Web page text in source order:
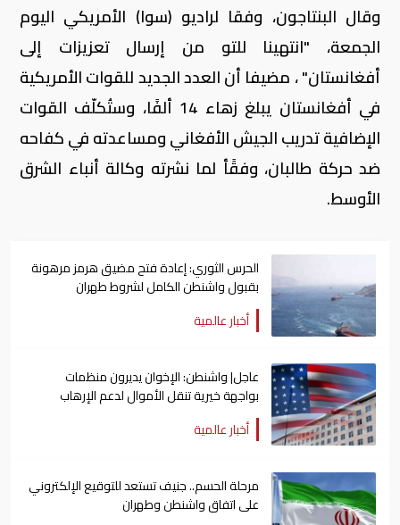
وقال البنتاجون، وفقا لراديو (سوا) الأمريكي اليوم
الجمعة، "انتهينا للتو من إرسال تعزيزات إلى
أفغانستان" ، مضيفا أن العدد الجديد للقوات الأمريكية
في أفغانستان يبلغ زهاء 14 ألفًا، وستُكلّف القوات
الإضافية تدريب الجيش الأفغاني ومساعدته في كفاحه
ضد حركة طالبان، وفقًأ لما نشرته وكالة أنباء الشرق
الأوسط.
الحرس الثوري: إعادة فتح مضيق هرمز مرهونة
بقبول واشنطن الكامل لشروط طهران
أخبار عالمية
عاجل| واشنطن: الإخوان يديرون منظمات
بواجهة خيرية تنقل الأموال لدعم الإرهاب
أخبار عالمية
مرحلة الحسم.. جنيف تستعد للتوقيع الإلكتروني
على اتفاق واشنطن وطهران